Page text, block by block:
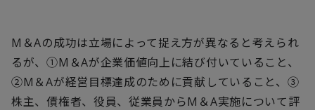
M＆Aの成功は立場によって捉え方が異なると考えられ
るが、①M＆Aが企業価値向上に結び付いていること、
②M＆Aが経営目標達成のために貢献していること、③
株主、債権者、役員、従業員からM＆A実施について評